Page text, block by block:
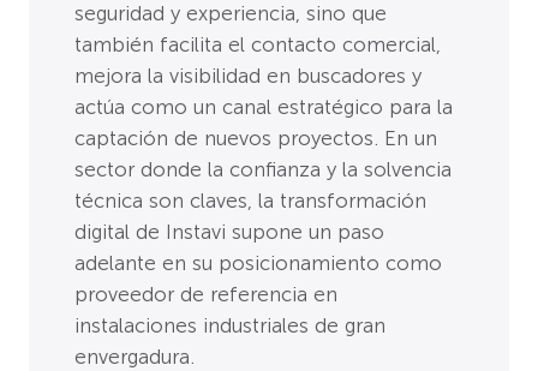
seguridad y experiencia, sino que
también facilita el contacto comercial,
mejora la visibilidad en buscadores y
actúa como un canal estratégico para la
captación de nuevos proyectos. En un
sector donde la confianza y la solvencia
técnica son claves, la transformación
digital de Instavi supone un paso
adelante en su posicionamiento como
proveedor de referencia en
instalaciones industriales de gran
envergadura.